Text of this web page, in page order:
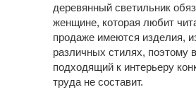
деревянный светильник
женщине, которая любит
продаже имеются изделия,
различных стилях, поэтому
подходящий к интерьеру
труда не составит.